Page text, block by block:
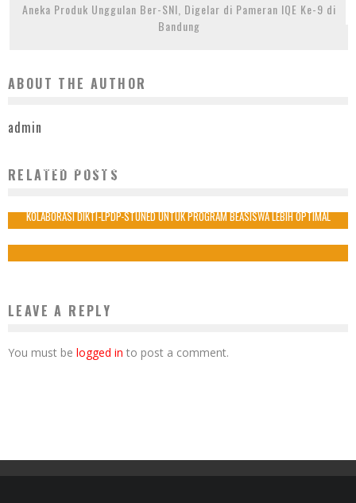
Aneka Produk Unggulan Ber-SNI, Digelar di Pameran IQE Ke-9 di
Bandung
ABOUT THE AUTHOR
admin
RELATED POSTS
KOLABORASI LINTAS DISIPLIN ILMU ALUMNI BELANDA BAHAS KERJASAMA
PENCAPAIAN SDGS DI WINNER 2021
KOLABORASI DIKTI-LPDP-STUNED UNTUK PROGRAM BEASISWA LEBIH OPTIMAL
LEAVE A REPLY
You must be logged in to post a comment.